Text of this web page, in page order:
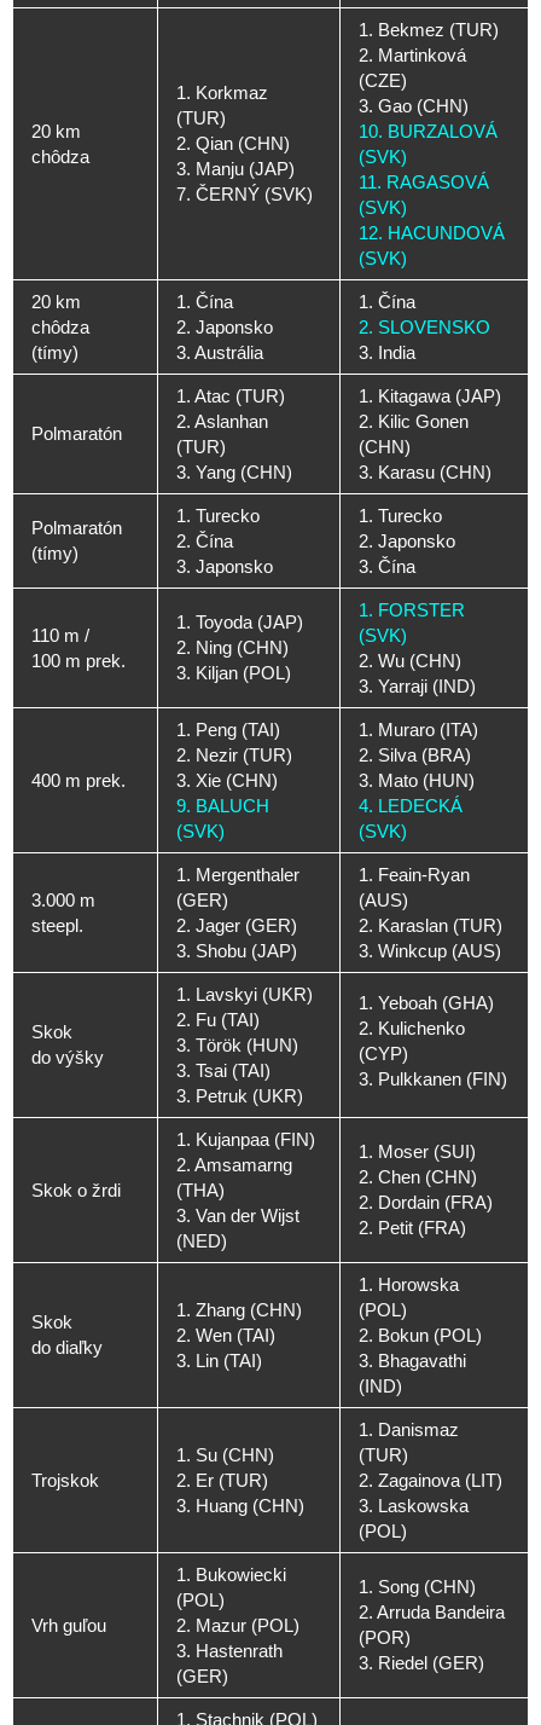
20 km
chôdza
1. Korkmaz
(TUR)
2. Qian (CHN)
3. Manju (JAP)
7. ČERNÝ (SVK)
1. Bekmez (TUR)
2. Martinková
(CZE)
3. Gao (CHN)
10. BURZALOVÁ
(SVK)
11. RAGASOVÁ
(SVK)
12. HACUNDOVÁ
(SVK)
20 km
chôdza
(tímy)
1. Čína
2. Japonsko
3. Austrália
1. Čína
2. SLOVENSKO
3. India
Polmaratón
1. Atac (TUR)
2. Aslanhan
(TUR)
3. Yang (CHN)
1. Kitagawa (JAP)
2. Kilic Gonen
(CHN)
3. Karasu (CHN)
Polmaratón
(tímy)
1. Turecko
2. Čína
3. Japonsko
1. Turecko
2. Japonsko
3. Čína
110 m /
100 m prek.
1. Toyoda (JAP)
2. Ning (CHN)
3. Kiljan (POL)
1. FORSTER
(SVK)
2. Wu (CHN)
3. Yarraji (IND)
400 m prek.
1. Peng (TAI)
2. Nezir (TUR)
3. Xie (CHN)
9. BALUCH
(SVK)
1. Muraro (ITA)
2. Silva (BRA)
3. Mato (HUN)
4. LEDECKÁ
(SVK)
3.000 m
steepl.
1. Mergenthaler
(GER)
2. Jager (GER)
3. Shobu (JAP)
1. Feain-Ryan
(AUS)
2. Karaslan (TUR)
3. Winkcup (AUS)
Skok
do výšky
1. Lavskyi (UKR)
2. Fu (TAI)
3. Török (HUN)
3. Tsai (TAI)
3. Petruk (UKR)
1. Yeboah (GHA)
2. Kulichenko
(CYP)
3. Pulkkanen (FIN)
Skok o žrdi
1. Kujanpaa (FIN)
2. Amsamarng
(THA)
3. Van der Wijst
(NED)
1. Moser (SUI)
2. Chen (CHN)
2. Dordain (FRA)
2. Petit (FRA)
Skok
do diaľky
1. Zhang (CHN)
2. Wen (TAI)
3. Lin (TAI)
1. Horowska
(POL)
2. Bokun (POL)
3. Bhagavathi
(IND)
Trojskok
1. Su (CHN)
2. Er (TUR)
3. Huang (CHN)
1. Danismaz
(TUR)
2. Zagainova (LIT)
3. Laskowska
(POL)
Vrh guľou
1. Bukowiecki
(POL)
2. Mazur (POL)
3. Hastenrath
(GER)
1. Song (CHN)
2. Arruda Bandeira
(POR)
3. Riedel (GER)
1. Stachnik (POL)